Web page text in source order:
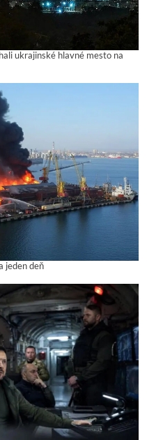
ukrajinské hlavné mesto na
jeden deň